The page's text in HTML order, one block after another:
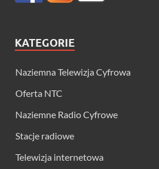
KATEGORIE
Naziemna Telewizja Cyfrowa
Oferta NTC
Naziemne Radio Cyfrowe
Stacje radiowe
Telewizja internetowa